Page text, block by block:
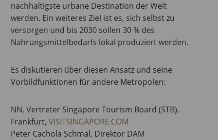
nachhaltigste urbane Destination der Welt
werden. Ein weiteres Ziel ist es, sich selbst zu
versorgen und bis 2030 sollen 30 % des
Nahrungsmittelbedarfs lokal produziert werden.
Es diskutieren über diesen Ansatz und seine
Vorbildfunktionen für andere Metropolen:
NN, Vertreter Singapore Tourism Board (STB),
Frankfurt,VISITSINGAPORE.COM
Peter Cachola Schmal, Direktor DAM